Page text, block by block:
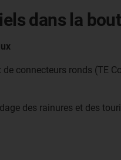
dans la
connecteurs ronds (TE
des rainures et des